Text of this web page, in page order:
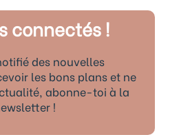
connectés !
des nouvelles
les bons plans et ne
abonne-toi à la
!